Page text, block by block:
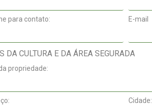
para contato: E-mail
DA CULTURA E DA ÁREA SEGURADA
propriedade:
Cidade: